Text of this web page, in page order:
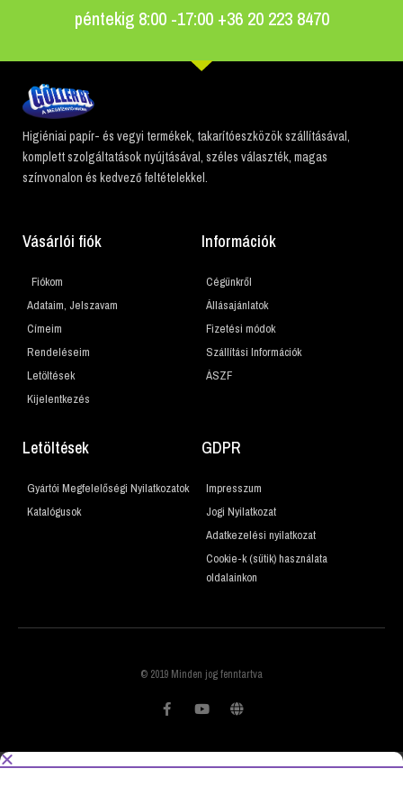
péntekig 8:00 -17:00 +36 20 223 8470
Higiéniai papír- és vegyi termékek, takarítóeszközök szállításával,
komplett szolgáltatások nyújtásával, széles választék, magas
színvonalon és kedvező feltételekkel.
Vásárlói fiók
Fiókom
Adataim, Jelszavam
Címeim
Rendeléseim
Letöltések
Kijelentkezés
Információk
Cégünkről
Állásajánlatok
Fizetési módok
Szállítási Információk
ÁSZF
Letöltések
Gyártói Megfelelőségi Nyilatkozatok
Katalógusok
GDPR
Impresszum
Jogi Nyilatkozat
Adatkezelési nyilatkozat
Cookie-k (sütik) használata
oldalainkon
© 2019 Minden jog fenntartva